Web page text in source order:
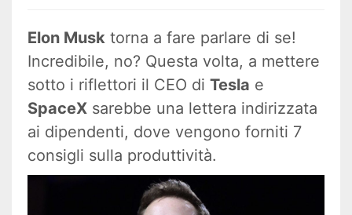
Elon Musk torna a fare parlare di se!
Incredibile, no? Questa volta, a mettere
sotto i riflettori il CEO di Tesla e
SpaceX sarebbe una lettera indirizzata
ai dipendenti, dove vengono forniti 7
consigli sulla produttività.